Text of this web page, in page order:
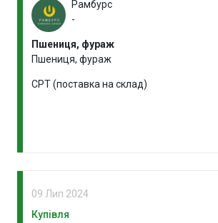
Рамбурс
-
Пшениця, фураж
Пшениця, фураж
CPT (поставка на склад)
09 Лип 2024
Купівля